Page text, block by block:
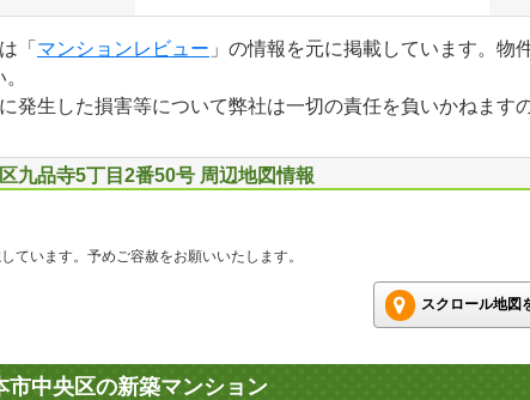
「 マンションレビュー 」の情報を元に掲載しています。
発生した損害等について弊社は一切の責任を負いかねます
九品寺5丁目2番50号 周辺地図情報
ています。予めご容赦をお願いいたします。
スクロール地図
市中央区の新築マンション